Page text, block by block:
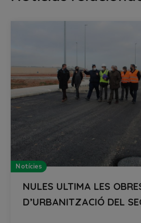
Notícies
NULES ULTIMA LES
D’URBANITZACIÓ DEL